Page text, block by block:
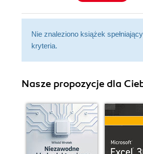
Nie znaleziono książek
kryteria.
Nasze propozycje dla